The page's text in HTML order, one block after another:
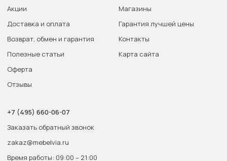
Акции
Доставка и оплата
Возврат, обмен и гарантия
Полезные статьи
Оферта
Отзывы
Магазины
Гарантия лучшей цены
Контакты
Карта сайта
+7 (495) 660-06-07
Заказать обратный звонок
zakaz@mebelvia.ru
Время работы: 09:00 – 21:00